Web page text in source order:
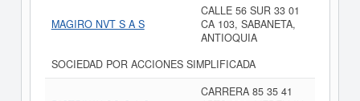
MAGIRO NVT S A S
CALLE 56 SUR 33 01
CA 103, SABANETA,
ANTIOQUIA
SOCIEDAD POR ACCIONES SIMPLIFICADA
CARRERA 85 35 41